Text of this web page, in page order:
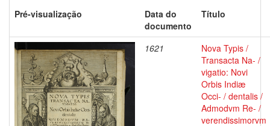
Pré-visualização
Data do
documento
Título
1621
Nova Typis /
Transacta Na- /
vigatio: Novi
Orbis Indiæ
Occi- / dentalis /
Admodvm Re- /
verendissimorvm